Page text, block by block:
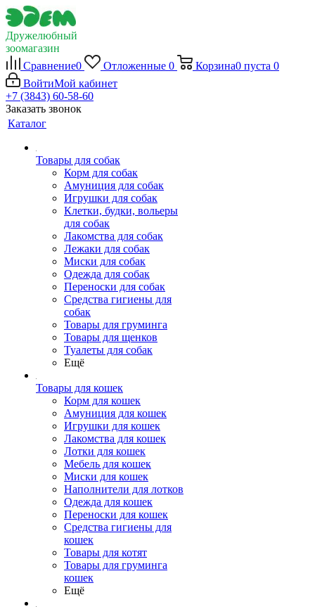
Дружелюбный
зоомагазин
Сравнение0 Отложенные 0 Корзина0 пуста 0
ВойтиМой кабинет
+7 (3843) 60-58-60
Заказать звонок
Каталог
Товары для собак
Корм для собак
Амуниция для собак
Игрушки для собак
Клетки, будки, вольеры
для собак
Лакомства для собак
Лежаки для собак
Миски для собак
Одежда для собак
Переноски для собак
Средства гигиены для
собак
Товары для груминга
Товары для щенков
Туалеты для собак
Ещё
Товары для кошек
Корм для кошек
Амуниция для кошек
Игрушки для кошек
Лакомства для кошек
Лотки для кошек
Мебель для кошек
Миски для кошек
Наполнители для лотков
Одежда для кошек
Переноски для кошек
Средства гигиены для
кошек
Товары для котят
Товары для груминга
кошек
Ещё